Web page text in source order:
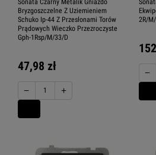
Sonata Czarny Metalik Gniazdo
Bryzgoszczelne Z Uziemieniem
Schuko Ip-44 Z Przesłonami Torów
Prądowych Wieczko Przezroczyste
Gph-1Rsp/M/33/D
47,98 zł
− +
2R/
−